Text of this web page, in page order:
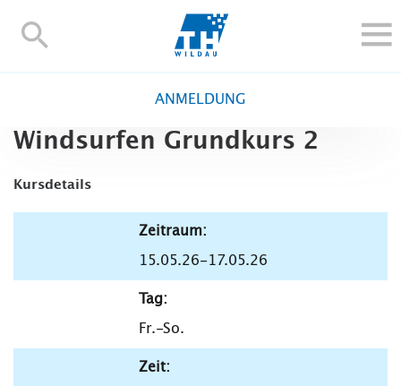
TH-
FORSCHUNG UND TRANSFER
INTERNATIONAL
Kontakt und Anfahrt
Personensuche
ANMELDUNG
Windsurfen Grundkurs 2
Kursdetails
Zeitraum:
15.05.26-17.05.26
Tag:
Fr.-So.
Zeit: